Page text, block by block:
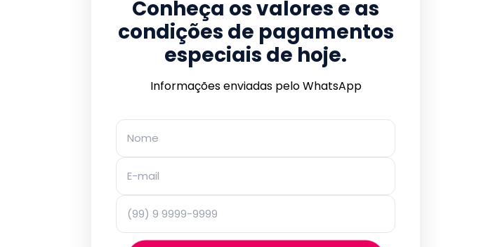
Conheça os valores e as
condições de pagamentos
especiais de hoje.
Informações enviadas pelo WhatsApp